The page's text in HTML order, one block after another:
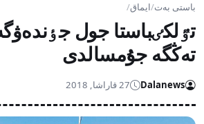
باستى بەت/ايماق/
تەڭگە جۇمسالدى
Dalanews 27 قاراشا, 2018